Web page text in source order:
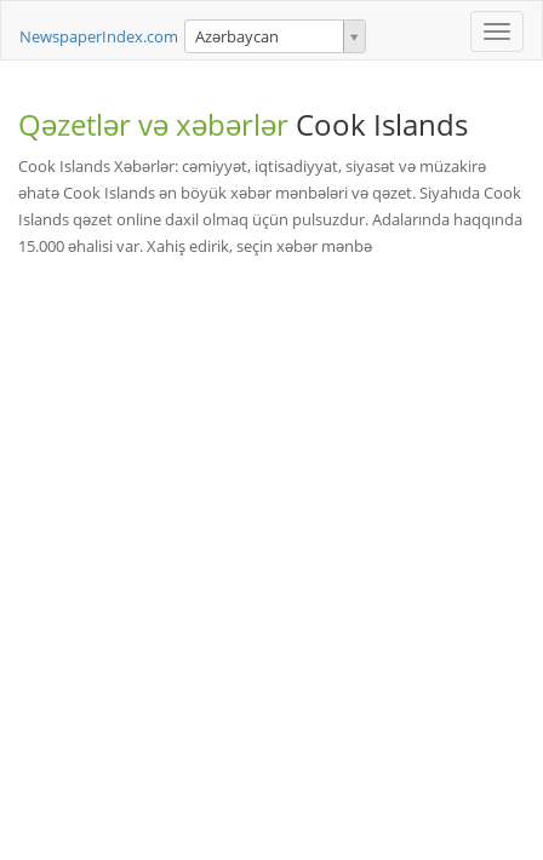
Toggle
NewspaperIndex.com Azərbaycan
Qəzetlər və xəbərlər Cook Islands
Cook Islands Xəbərlər: cəmiyyət, iqtisadiyyat, siyasət və müzakirə
əhatə Cook Islands ən böyük xəbər mənbələri və qəzet. Siyahıda Cook
Islands qəzet online daxil olmaq üçün pulsuzdur. Adalarında haqqında
15.000 əhalisi var. Xahiş edirik, seçin xəbər mənbə